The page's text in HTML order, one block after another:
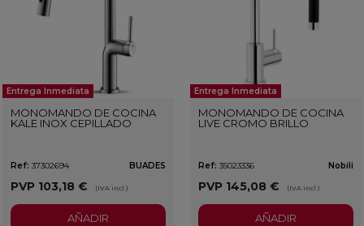
Entrega Inmediata
MONOMANDO DE COCINA
KALE INOX CEPILLADO
Ref: 37302694 BUADES
PVP 103,18 € (IVA incl.)
AÑADIR
Entrega Inmediata
MONOMANDO DE COCINA
LIVE CROMO BRILLO
Ref: 35023336 Nobili
PVP 145,08 € (IVA incl.)
AÑADIR